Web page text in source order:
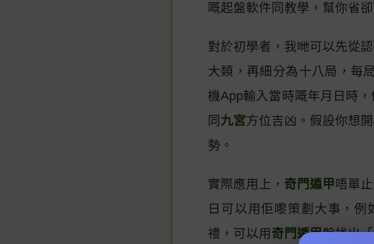
嘅起盤軟件同教學，幫你省
對於初學者，我哋可以先從認
大類，再細分為十八局，每
機App輸入當時嘅年月日時
同 九宮方位吉凶。假設你想
勢。
實際應用上， 奇門遁甲唔單
日可以用佢嚟策劃大事，
禮，可以用 奇門遁甲盤找出